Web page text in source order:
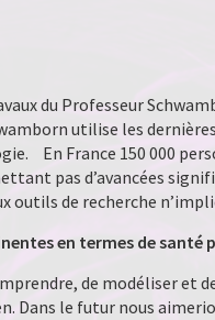
du Professeur
utilise les
En France 150 000
pas d’avancées
outils de recherche
en termes de santé
de modéliser et
Dans le futur nous